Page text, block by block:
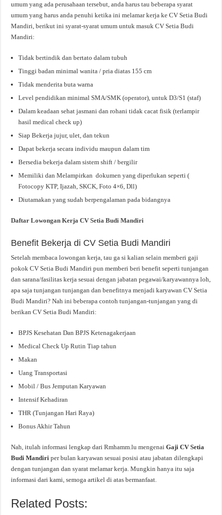
umum yang ada perusahaan tersebut, anda harus tau beberapa syarat
umum yang harus anda penuhi ketika ini melamar kerja ke CV Setia Budi
Mandiri, berikut ini syarat-syarat umum untuk masuk CV Setia Budi
Mandiri:
Tidak bertindik dan bertato dalam tubuh
Tinggi badan minimal wanita / pria diatas 155 cm
Tidak menderita buta warna
Level pendidikan minimal SMA/SMK (operator), untuk D3/S1 (staf)
Dalam keadaan sehat jasmani dan rohani tidak cacat fisik (terlampir
hasil medical check up)
Siap Bekerja jujur, ulet, dan tekun
Dapat bekerja secara individu maupun dalam tim
Bersedia bekerja dalam sistem shift / bergilir
Memiliki dan Melampirkan dokumen yang diperlukan seperti (
Fotocopy KTP, Ijazah, SKCK, Foto 4×6, Dll)
Diutamakan yang sudah berpengalaman pada bidangnya
Daftar Lowongan Kerja CV Setia Budi Mandiri
Benefit Bekerja di CV Setia Budi Mandiri
Setelah membaca lowongan kerja, tau ga si kalian selain memberi gaji
pokok CV Setia Budi Mandiri pun memberi beri benefit seperti tunjangan
dan sarana/fasilitas kerja sesuai dengan jabatan pegawai/karyawannya loh,
apa saja tunjangan tunjangan dan benefitnya menjadi karyawan CV Setia
Budi Mandiri? Nah ini beberapa contoh tunjangan-tunjangan yang di
berikan CV Setia Budi Mandiri:
BPJS Kesehatan Dan BPJS Ketenagakerjaan
Medical Check Up Rutin Tiap tahun
Makan
Uang Transportasi
Mobil / Bus Jemputan Karyawan
Intensif Kehadiran
THR (Tunjangan Hari Raya)
Bonus Akhir Tahun
Nah, itulah informasi lengkap dari Rmhamm.lu mengenaiGaji CV Setia
Budi Mandiriper bulan karyawan sesuai posisi atau jabatan dilengkapi
dengan tunjangan dan syarat melamar kerja. Mungkin hanya itu saja
informasi dari kami, semoga artikel di atas bermanfaat.
Related Posts: